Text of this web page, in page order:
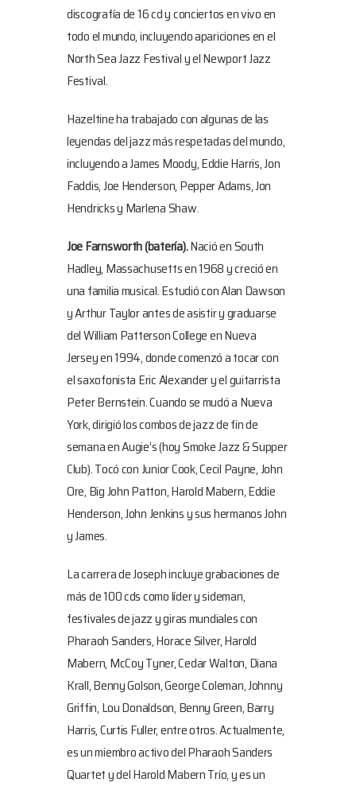
discografía de 16 cd y conciertos en vivo en
todo el mundo, incluyendo apariciones en el
North Sea Jazz Festival y el Newport Jazz
Festival.
Hazeltine ha trabajado con algunas de las
leyendas del jazz más respetadas del mundo,
incluyendo a James Moody, Eddie Harris, Jon
Faddis, Joe Henderson, Pepper Adams, Jon
Hendricks y Marlena Shaw.
Joe Farnsworth(batería).Nació en South
Hadley, Massachusetts en 1968 y creció en
una familia musical. Estudió con Alan Dawson
y Arthur Taylor antes de asistir y graduarse
del William Patterson College en Nueva
Jersey en 1994, donde comenzó a tocar con
el saxofonista Eric Alexander y el guitarrista
Peter Bernstein. Cuando se mudó a Nueva
York, dirigió los combos de jazz de fin de
semana en Augie’s (hoy Smoke Jazz & Supper
Club). Tocó con Junior Cook, Cecil Payne, John
Ore, Big John Patton, Harold Mabern, Eddie
Henderson, John Jenkins y sus hermanos John
y James.
La carrera de Joseph incluye grabaciones de
más de 100 cds como líder y sideman,
festivales de jazz y giras mundiales con
Pharaoh Sanders, Horace Silver, Harold
Mabern, McCoy Tyner, Cedar Walton, Diana
Krall, Benny Golson, George Coleman, Johnny
Griffin, Lou Donaldson, Benny Green, Barry
Harris, Curtis Fuller, entre otros. Actualmente,
es un miembro activo del Pharaoh Sanders
Quartet y del Harold Mabern Trío, y es un